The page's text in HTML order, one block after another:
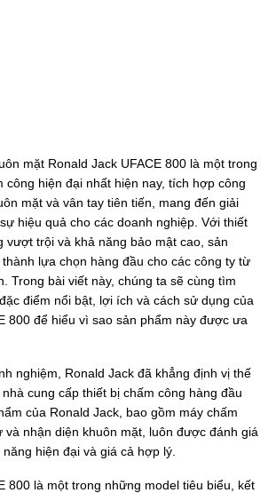
mặt Ronald Jack UFACE 800 là một trong
công hiện đại nhất hiện nay, tích hợp công
mặt và vân tay tiên tiến, mang đến giải
hiệu quả cho các doanh nghiệp. Với thiết
vượt trội và khả năng bảo mật cao, sản
lựa chọn hàng đầu cho các công ty từ
Trong bài viết này, chúng ta sẽ cùng tìm
điểm nổi bật, lợi ích và cách sử dụng của
800 để hiểu vì sao sản phẩm này được ưa
nghiệm, Ronald Jack đã khẳng định vị thế
cung cấp thiết bị chấm công hàng đầu
của Ronald Jack, bao gồm máy chấm
và nhận diện khuôn mặt, luôn được đánh giá
hiện đại và giá cả hợp lý.
800 là một trong những model tiêu biểu, kết